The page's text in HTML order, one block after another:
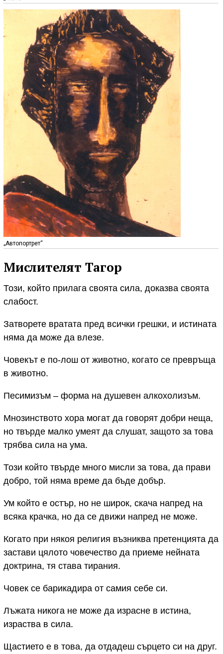
„Автопортрет“
Мислителят Тагор
Този, който прилага своята сила, доказва своята
слабост.
Затворете вратата пред всички грешки, и истината
няма да може да влезе.
Човекът е по-лош от животно, когато се превръща
в животно.
Песимизъм – форма на душевен алкохолизъм.
Мнозинството хора могат да говорят добри неща,
но твърде малко умеят да слушат, защото за това
трябва сила на ума.
Този който твърде много мисли за това, да прави
добро, той няма време да бъде добър.
Ум който е остър, но не широк, скача напред на
всяка крачка, но да се движи напред не може.
Когато при някоя религия възниква претенцията да
застави цялото човечество да приеме нейната
доктрина, тя става тирания.
Човек се барикадира от самия себе си.
Лъжата никога не може да израсне в истина,
израства в сила.
Щастието е в това, да отдадеш сърцето си на друг.